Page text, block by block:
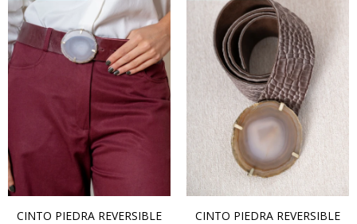
CINTO PIEDRA REVERSIBLE CINTO PIEDRA REVERSIBLE